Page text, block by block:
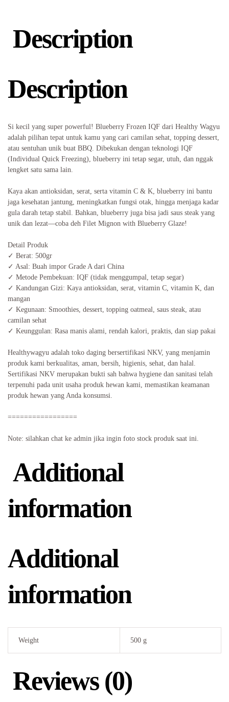
Description
Description
Si kecil yang super powerful! Blueberry Frozen IQF dari Healthy Wagyu
adalah pilihan tepat untuk kamu yang cari camilan sehat, topping dessert,
atau sentuhan unik buat BBQ. Dibekukan dengan teknologi IQF
(Individual Quick Freezing), blueberry ini tetap segar, utuh, dan nggak
lengket satu sama lain.
Kaya akan antioksidan, serat, serta vitamin C & K, blueberry ini bantu
jaga kesehatan jantung, meningkatkan fungsi otak, hingga menjaga kadar
gula darah tetap stabil. Bahkan, blueberry juga bisa jadi saus steak yang
unik dan lezat—coba deh Filet Mignon with Blueberry Glaze!
Detail Produk
✓ Berat: 500gr
✓ Asal: Buah impor Grade A dari China
✓ Metode Pembekuan: IQF (tidak menggumpal, tetap segar)
✓ Kandungan Gizi: Kaya antioksidan, serat, vitamin C, vitamin K, dan
mangan
✓ Kegunaan: Smoothies, dessert, topping oatmeal, saus steak, atau
camilan sehat
✓ Keunggulan: Rasa manis alami, rendah kalori, praktis, dan siap pakai
Healthywagyu adalah toko daging bersertifikasi NKV, yang menjamin
produk kami berkualitas, aman, bersih, higienis, sehat, dan halal.
Sertifikasi NKV merupakan bukti sah bahwa hygiene dan sanitasi telah
terpenuhi pada unit usaha produk hewan kami, memastikan keamanan
produk hewan yang Anda konsumsi.
=================
Note: silahkan chat ke admin jika ingin foto stock produk saat ini.
Additional
information
Additional
information
Weight 500 g
Reviews (0)